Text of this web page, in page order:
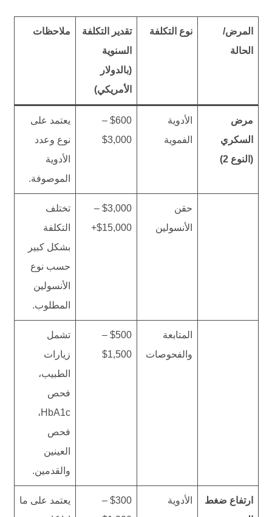
المرض/
الحالة
نوع التكلفة
تقدير التكلفة
السنوية
(بالدولار
الأمريكي)
ملاحظات
مرض
السكري
(النوع 2)
الأدوية
الفموية
$600 –
$3,000
يعتمد على
نوع وعدد
الأدوية
الموصوفة.
حقن
الأنسولين
$3,000 –
$15,000+
تختلف
التكلفة
بشكل كبير
حسب نوع
الأنسولين
المطلوب.
المتابعة
والفحوصات
$500 –
$1,500
تشمل
زيارات
الطبيب،
فحص
HbA1c،
فحص
العينين
والقدمين.
ارتفاع ضغط
الأدوية
$300 –
يعتمد على ما